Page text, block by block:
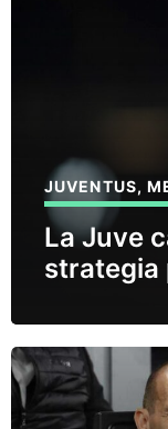
JUVENTUS,
La Juve
strategia